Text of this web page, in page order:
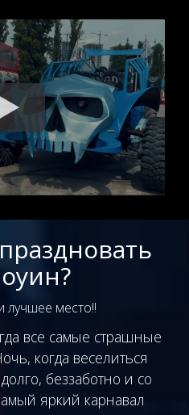
лучшее место!!
все самые страшные
когда веселиться
беззаботно и со
яркий карнавал